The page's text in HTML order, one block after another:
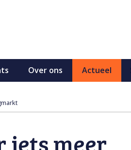
Over ons Actueel
iets meer